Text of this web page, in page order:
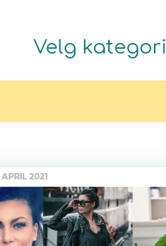
Velg kategori
2021